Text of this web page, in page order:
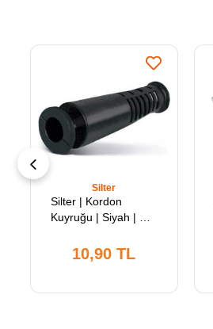
Silter
Silter | Kordon
Kuyruğu | Siyah | Sy
El Ütülerinde
Kullanılır
10,90 TL